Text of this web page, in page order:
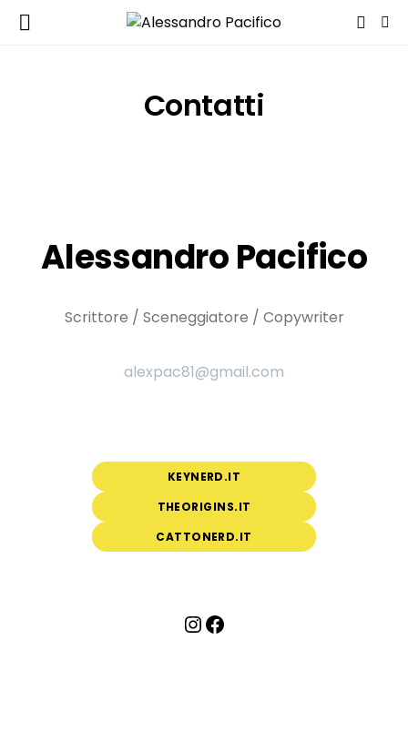
Contatti
Alessandro Pacifico
Scrittore / Sceneggiatore / Copywriter
alexpac81@gmail.com
KEYNERD.IT
THEORIGINS.IT
CATTONERD.IT
Instagram
Facebook